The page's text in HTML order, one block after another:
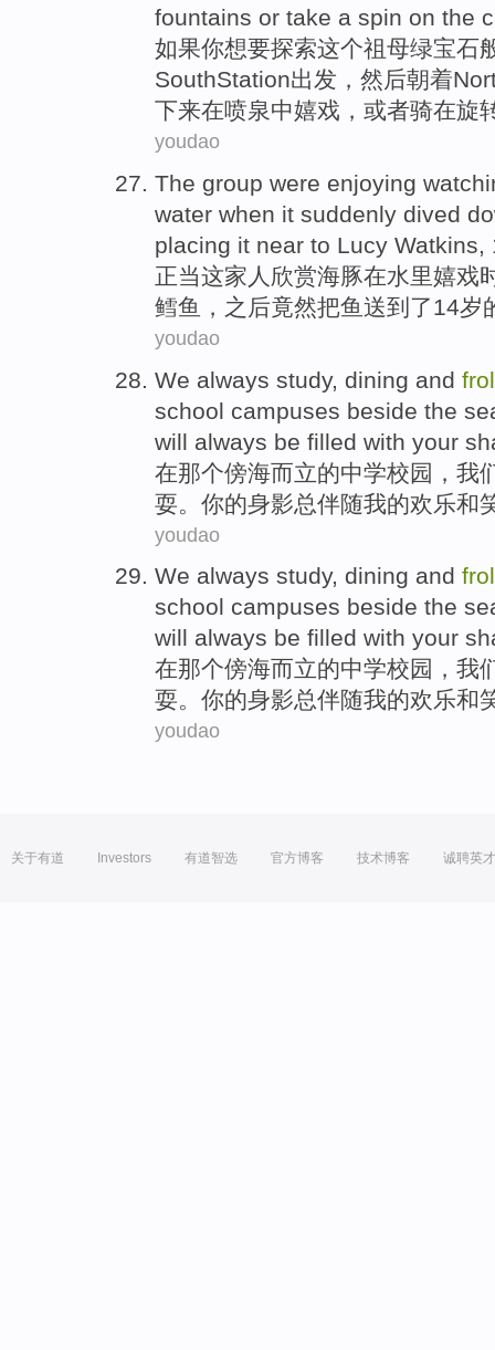
fountains or take a spin on the
如果你想要探索这个祖母绿宝石
SouthStation出发 ， 然后朝着
下来在喷泉中嬉戏 ， 或者骑在旋
youdao
The group were enjoying
water when it suddenly dived
placing it near to Lucy Watkins,
正当这家人 欣赏海豚在水里嬉戏
鳕鱼， 之后竟然把鱼送到了14岁
youdao
We always study, dining and
school campuses beside the
will always be filled with your
在那个傍海而立的中学校园 ， 我
耍。 你的身影总伴随我的欢乐和
youdao
We always study, dining and
school campuses beside the
will always be filled with your
在那个傍海而立的中学校园 ， 我
耍。 你的身影总伴随我的欢乐和
youdao
关于有道 Investors 有道智选 官方博客 技术博客 诚聘英才